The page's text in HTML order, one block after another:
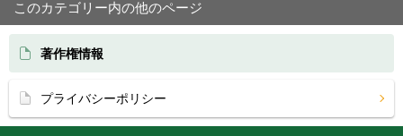
このカテゴリー内の他のページ
著作権情報
プライバシーポリシー